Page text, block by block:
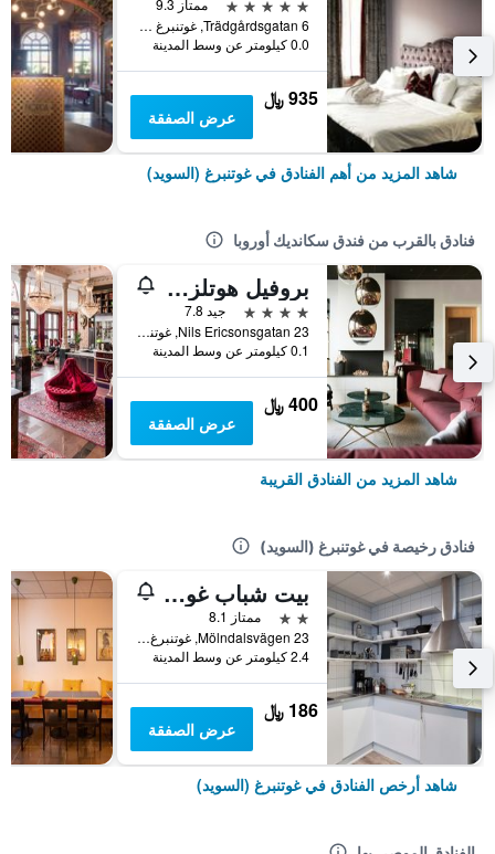
ممتاز 9.3
Trädgårdsgatan 6, غوتنبرغ (السويد), مقاطعة فاسترا غوتالاند, السويد
0.0 كيلومتر عن وسط المدينة
935 ﷼
عرض الصفقة
شاهد المزيد من أهم الفنادق في غوتنبرغ (السويد)
فنادق بالقرب من فندق سكانديك أوروبا
بروفيل هوتلز أوبرا
4 نجوم
جيد 7.8
Nils Ericsonsgatan 23, غوتنبرغ (السويد), مقاطعة فاسترا غوتالاند, السويد
0.1 كيلومتر عن وسط المدينة
400 ﷼
عرض الصفقة
شاهد المزيد من الفنادق القريبة
فنادق رخيصة في غوتنبرغ (السويد)
بيت شباب غوتبورغ
2 نجمتين
ممتاز 8.1
Mölndalsvägen 23, غوتنبرغ (السويد), مقاطعة فاسترا غوتالاند, السويد
2.4 كيلومتر عن وسط المدينة
186 ﷼
عرض الصفقة
شاهد أرخص الفنادق في غوتنبرغ (السويد)